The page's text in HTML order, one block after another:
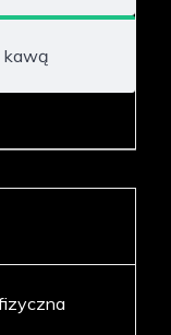
kawą